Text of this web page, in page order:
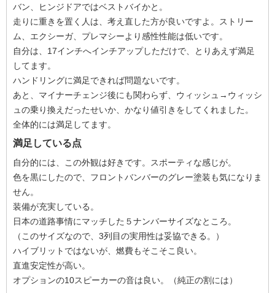
バン、ヒンジドアではベストバイかと。
走りに重きを置く人は、考え直した方が良いですよ。ストリー
ム、エクシーガ、プレマシーより感性性能は低いです。
自分は、17インチへインチアップしただけで、とりあえず満足
してます。
ハンドリングに満足できれば問題ないです。
あと、マイナーチェンジ後にも関わらず、ウィッシュ→ウィッシ
ュの乗り換えだったせいか、かなり値引きをしてくれました。
全体的には満足してます。
満足している点
自分的には、この外観は好きです。スポーティな感じが。
色を黒にしたので、フロントバンバーのグレー塗装も気になりま
せん。
装備が充実している。
日本の道路事情にマッチした５ナンバーサイズなところ。
（このサイズなので、3列目の実用性は妥協できる。）
ハイブリットではないが、燃費もそこそこ良い。
直進安定性が高い。
オプションの10スピーカーの音は良い。（純正の割には）